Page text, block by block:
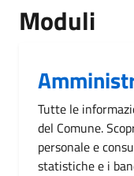
Moduli
Tutte le
del Comune.
personale e
statistiche e i